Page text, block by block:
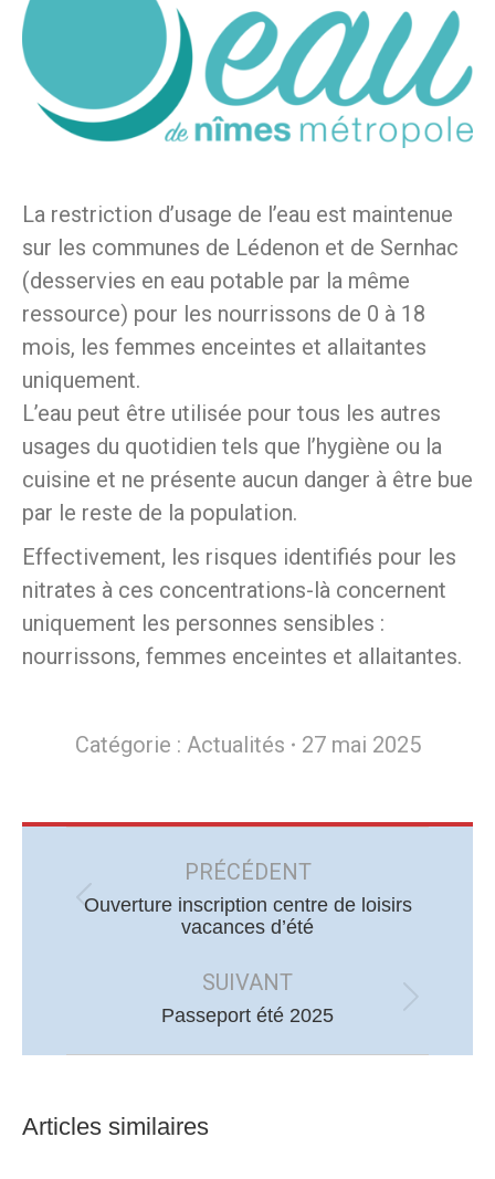
La restriction d’usage de l’eau est maintenue
sur les communes de Lédenon et de Sernhac
(desservies en eau potable par la même
ressource) pour les nourrissons de 0 à 18
mois, les femmes enceintes et allaitantes
uniquement.
L’eau peut être utilisée pour tous les autres
usages du quotidien tels que l’hygiène ou la
cuisine et ne présente aucun danger à être bue
par le reste de la population.
Effectivement, les risques identifiés pour les
nitrates à ces concentrations-là concernent
uniquement les personnes sensibles :
nourrissons, femmes enceintes et allaitantes.
Catégorie : Actualités 27 mai 2025
PRÉCÉDENT
Article
:
Ouverture inscription centre de loisirs
vacances d’été
SUIVANT
Article
Passeport été 2025
Articles similaires